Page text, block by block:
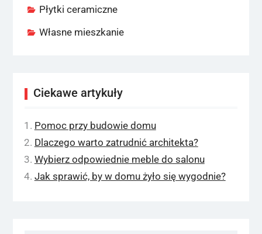
Płytki ceramiczne
Własne mieszkanie
Ciekawe artykuły
Pomoc przy budowie domu
Dlaczego warto zatrudnić architekta?
Wybierz odpowiednie meble do salonu
Jak sprawić, by w domu żyło się wygodnie?